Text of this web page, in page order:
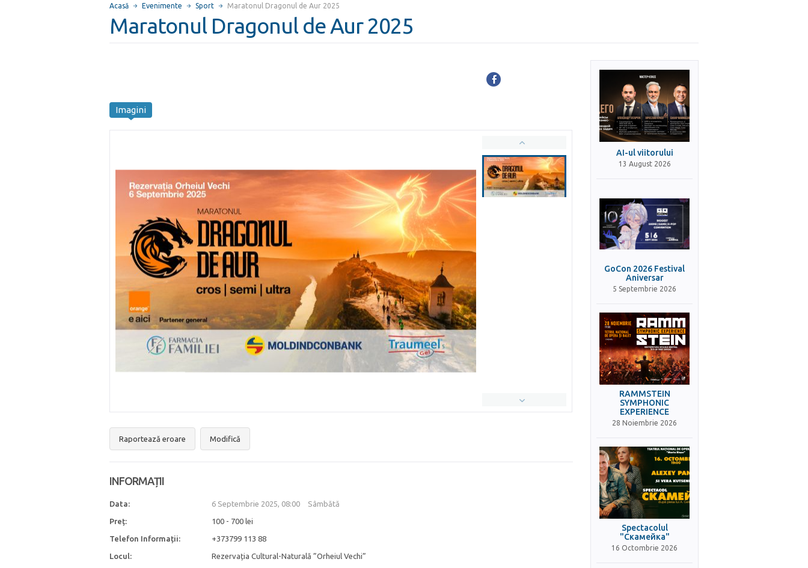
Acasă Evenimente Sport Maratonul Dragonul de Aur 2025
Maratonul Dragonul de Aur 2025
Imagini
Raportează eroare Modifică
INFORMAȚII
Data: 6 Septembrie 2025, 08:00 Sâmbătă
Preț: 100 - 700 lei
Telefon Informații: +373799 113 88
Locul: Rezervația Cultural-Naturală ”Orheiul Vechi”
AI-ul viitorului
13 August 2026
GoCon 2026 Festival
Aniversar
5 Septembrie 2026
RAMMSTEIN
SYMPHONIC
EXPERIENCE
28 Noiembrie 2026
Spectacolul
"Скамейка"
16 Octombrie 2026